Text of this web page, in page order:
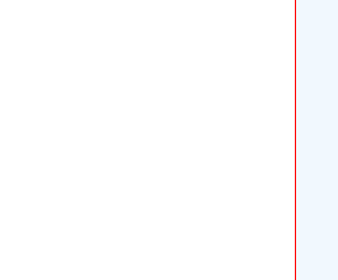
【西安经开区注册公司在哪里办理】价格,厂家,
中共怀化经开区工作委员会办公室怀化经开区
昆明市经开区办理劳务公司注册地址食品公司
广西—东盟经开区：一元钱也可办公司_广西新
2017广西南宁经开区政办公室招聘公告【招1人